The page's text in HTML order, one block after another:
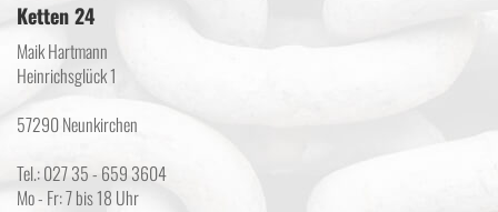
Ketten 24
Maik Hartmann
Heinrichsglück 1
57290 Neunkirchen
Tel.: 027 35 - 659 3604
Mo - Fr: 7 bis 18 Uhr